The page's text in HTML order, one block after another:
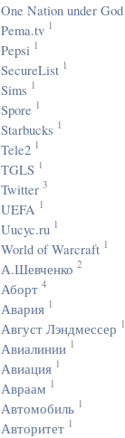
One Nation under God
Pema.tv 1
Pepsi 1
SecureList 1
Sims 1
Spore 1
Starbucks 1
Tele2 1
TGLS 1
Twitter 3
UEFA 1
Uucyc.ru 1
World of Warcraft 1
А.Шевченко 2
Аборт 4
Авария 1
Август Лэндмессер 1
Авиалинии 1
Авиация 1
Авраам 1
Автомобиль 1
Авторитет 1